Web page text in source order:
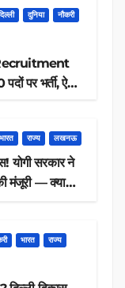
दुनिया नौकरी
पर भर्ती, ऐसे
भारत राज्य लखनऊ
योगी सरकार ने
मंजूरी — क्या
भारत राज्य